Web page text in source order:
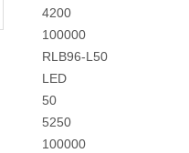
4200
100000
RLB96-L50
LED
50
5250
100000